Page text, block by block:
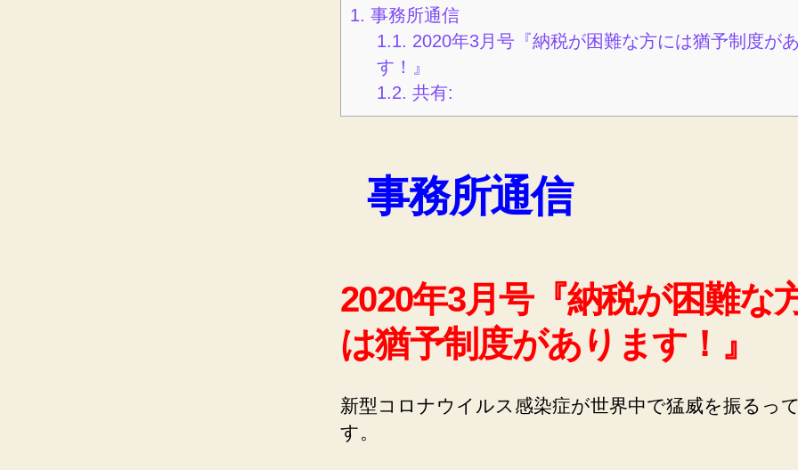
1. 事務所通信
1.1. 2020年3月号『納税が困難な方には猶予制度が
す！』
1.2. 共有:
事務所通信
2020年3月号『納税が困難な
は猶予制度があります！』
新型コロナウイルス感染症が世界中で猛威を振るっ
す。